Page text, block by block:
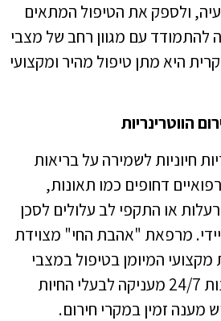
ולספק את הטיפול המתאים
להתמודד עם מגוון רחב של מצבי
היא מתן טיפול מהיר ומקצועי
הווטרינריות
חיוניות לשמירה על בריאות
דחופים כמו תאונות,
או התקפי לב עלולים לסכן
מרפאת "אהבת החי" מצוידת
המיומן בטיפול במצבי
חירום מורכבים. הזמינות 24/7 מעניקה לבעלי החיות
מענה זמין במקרי חירום.